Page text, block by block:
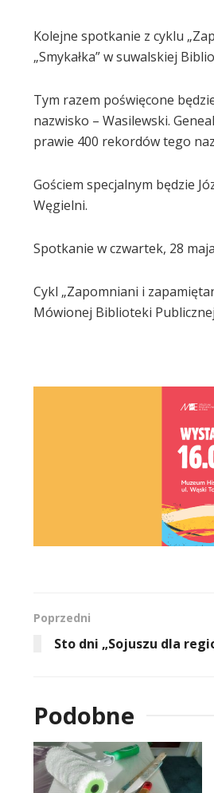
Kolejne spotkanie z cyklu
„Smykałka” w suwalskiej
Tym razem poświęcone
nazwisko – Wasilewski.
prawie 400 rekordów tego
Gościem specjalnym będzie
Węgielni.
Spotkanie w czwartek, 28
Cykl „Zapomniani i
Mówionej Biblioteki
Poprzedni
Sto dni „Sojuszu dla
Podobne